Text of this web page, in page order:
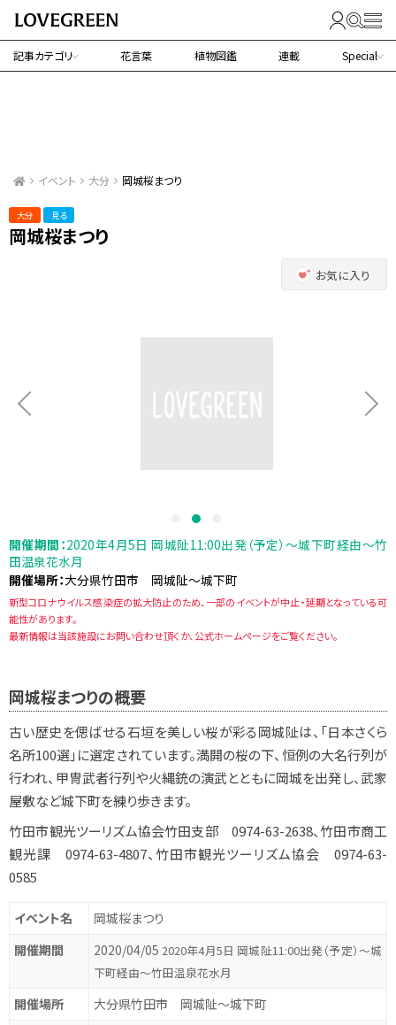
記事カテゴリ 花言葉 植物図鑑 連載 Special
イベント 大分 岡城桜まつり
大分 見る
岡城桜まつり
お気に入り
開催期間：2020年4月5日 岡城阯11:00出発（予定）～城下町経由～竹
田温泉花水月
開催場所：大分県竹田市 岡城阯～城下町
新型コロナウイルス感染症の拡大防止のため、一部のイベントが中止・延期となっている可
能性があります。
最新情報は当該施設にお問い合わせ頂くか、公式ホームページをご覧ください。
岡城桜まつりの概要
古い歴史を偲ばせる石垣を美しい桜が彩る岡城阯は、「日本さくら
名所100選」に選定されています。満開の桜の下、恒例の大名行列が
行われ、甲冑武者行列や火縄銃の演武とともに岡城を出発し、武家
屋敷など城下町を練り歩きます。
竹田市観光ツーリズム協会竹田支部 0974-63-2638、竹田市商工
観光課 0974-63-4807、竹田市観光ツーリズム協会 0974-63-
0585
イベント名
岡城桜まつり
開催期間
2020/04/05 2020年4月5日 岡城阯11:00出発（予定）～城
下町経由～竹田温泉花水月
開催場所
大分県竹田市 岡城阯～城下町